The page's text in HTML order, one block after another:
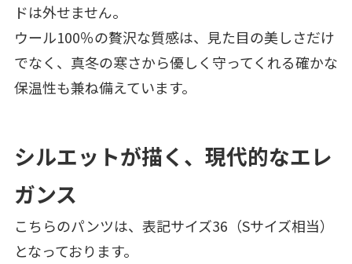
ドは外せません。
ウール100％の贅沢な質感は、見た目の美しさだけ
でなく、真冬の寒さから優しく守ってくれる確かな
保温性も兼ね備えています。
シルエットが描く、現代的なエレ
ガンス
こちらのパンツは、表記サイズ36（Sサイズ相当）
となっております。